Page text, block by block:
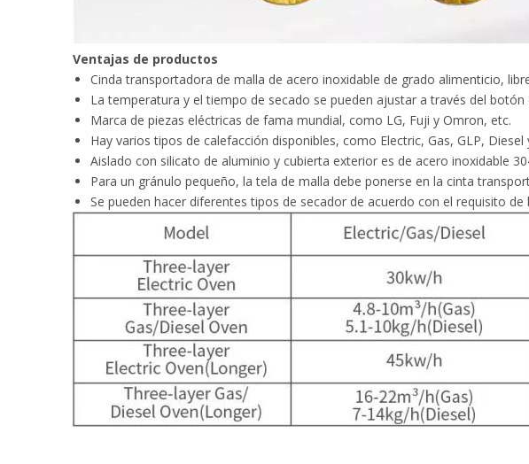
Ventajas de productos
Cinda transportadora de malla de acero inoxidable de grado alimenticio,
La temperatura y el tiempo de secado se pueden ajustar a través del
Marca de piezas eléctricas de fama mundial, como LG, Fuji y Omron, etc.
Hay varios tipos de calefacción disponibles, como Electric, Gas, GLP,
Aislado con silicato de aluminio y cubierta exterior es de acero inoxidable
Para un gránulo pequeño, la tela de malla debe ponerse en la cinta
Se pueden hacer diferentes tipos de secador de acuerdo con el requisito